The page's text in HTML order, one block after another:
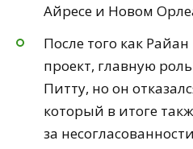
Айресе и Новом
После того как
проект, главную
Питту, но он
который в итоге
за